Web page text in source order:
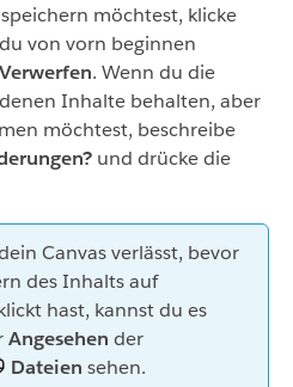
möchtest, klicke
von vorn beginnen
Verwerfen. Wenn du die
Inhalte behalten, aber
möchtest, beschreibe
und drücke die
Canvas verlässt, bevor
des Inhalts auf
hast, kannst du es
Angesehen der
Dateien sehen.